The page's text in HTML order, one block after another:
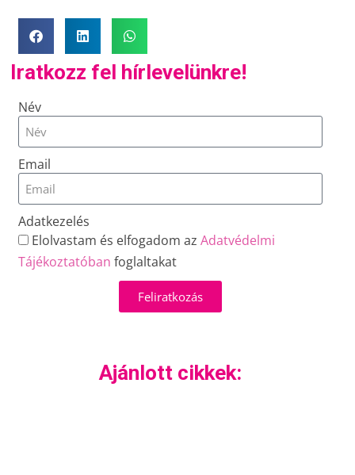
Iratkozz fel hírlevelünkre!
Név
Email
Adatkezelés
Elolvastam és elfogadom azAdatvédelmi
Tájékoztatóban foglaltakat
Feliratkozás
Ajánlott cikkek: